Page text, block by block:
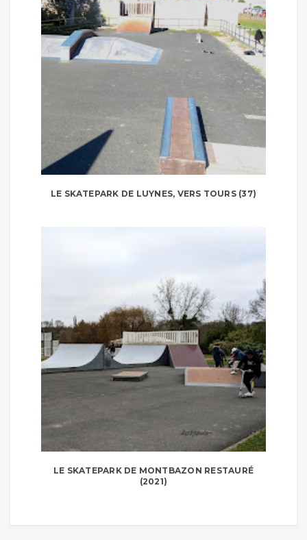
LE SKATEPARK DE LUYNES, VERS TOURS (37)
LE SKATEPARK DE MONTBAZON RESTAURÉ
(2021)